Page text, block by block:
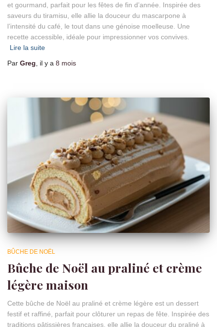
et gourmand, parfait pour les fêtes de fin d’année. Inspirée des
saveurs du tiramisu, elle allie la douceur du mascarpone à
l’intensité du café, le tout dans une génoise moelleuse. Une
recette accessible, idéale pour impressionner vos convives.
Lire la suite
Par Greg , il y a 8 mois
BÛCHE DE NOËL
Bûche de Noël au praliné et crème
légère maison
Cette bûche de Noël au praliné et crème légère est un dessert
festif et raffiné, parfait pour clôturer un repas de fête. Inspirée des
traditions pâtissières françaises, elle allie la douceur du praliné à